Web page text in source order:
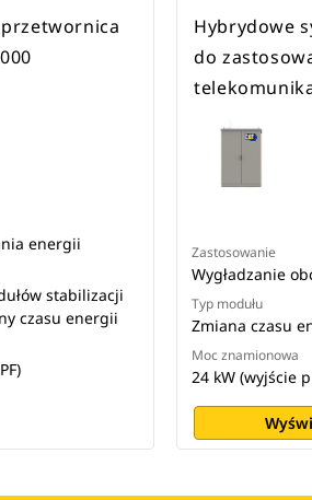
energii
stabilizacji
czasu energii
Hybrydowe
do
Zastosowanie
Wygładzanie
Typ modułu
Zmiana czasu
Moc znamionowa
24 kW (wyjście